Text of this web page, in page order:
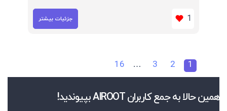
1 جزئیات بیشتر
1
2
3
…
16
همین حالا به جمع کاربران AIROOT بپیوندید!